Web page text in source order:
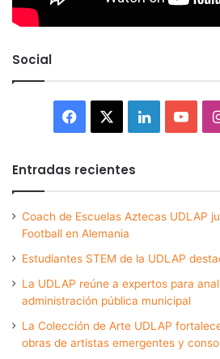
Social
Facebook LinkedIn
Entradas recientes
Coach de Escuelas Aztecas UDLAP
Football en Alemania
Estudiantes STEM de la UDLAP
La UDLAP reúne a expertos para
administración pública municipal
La Colección de Arte UDLAP
obras de artistas emergentes y